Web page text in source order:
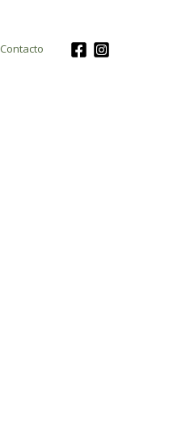
Contacto